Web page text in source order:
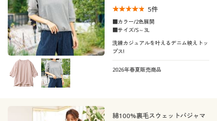
5件
■カラー/2色展開
■サイズ/S～3L
洗練カジュアルを叶えるデニム映えトッ
プス!
2026年春夏販売商品
綿100%裏毛スウェットパジャマ